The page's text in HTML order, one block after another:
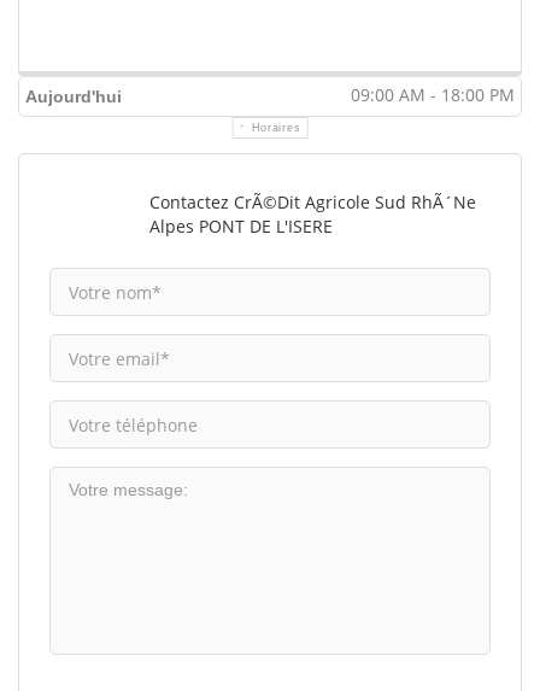
Aujourd'hui 09:00 AM - 18:00 PM
Horaires
Contactez CrÃ©dit Agricole Sud RhÃ´ne
Alpes PONT DE L'ISERE